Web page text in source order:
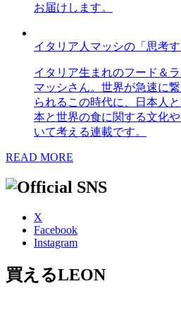
お届けします。
イタリア人マッシの「思考す
イタリア生まれのフード＆
マッシさん。世界が急速に
られるこの時代に、日本人
本と世界の食に関する文化
いて考える連載です。
READ MORE
X
Facebook
Instagram
買えるLEON